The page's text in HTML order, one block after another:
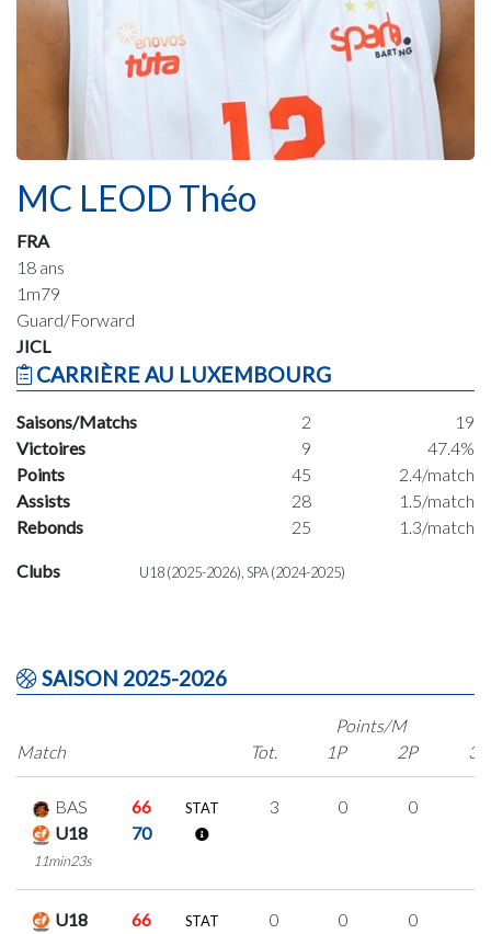
MC LEOD Théo
FRA
18 ans
1m79
Guard/Forward
JICL
CARRIÈRE AU LUXEMBOURG
Saisons/Matchs 2
19
Victoires
9
47.4%
Points
45
2.4/match
Assists
28
1.5/match
Rebonds
25 1.3/match
Clubs U18 (2025-2026), SPA (2024-2025)
SAISON 2025-2026
Match
Points/M
Tot.
1P 2P 3P
BAS
66
U18
70
11min23s
STAT 3 0 0
U18
66
STAT 0 0 0